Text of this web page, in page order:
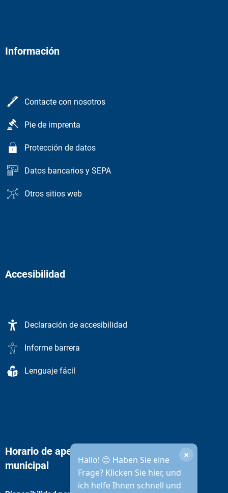
Información
Contacte con nosotros
Pie de imprenta
Protección de datos
Datos bancarios y SEPA
Otros sitios web
Accesibilidad
Declaración de accesibilidad
Informe barrera
Lenguaje fácil
Hallo! 😊 Haben Sie eine
Frage? Klicken Sie hier, und
ich helfe Ihnen schnell und
×
Horario de apertura de la administración
municipal